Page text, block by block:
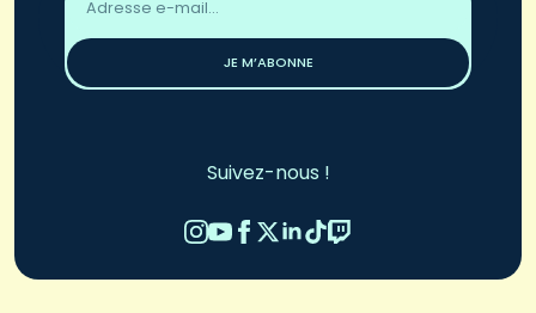
email
JE M’ABONNE
Suivez-nous !